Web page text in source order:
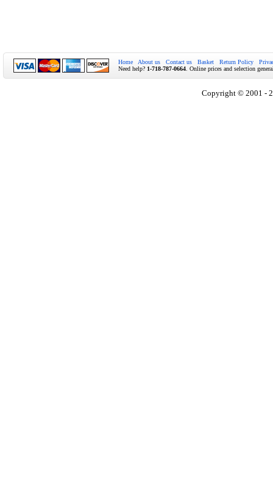
Home About us Contact us Basket Return Policy
Need help? 1-718-787-0664 . Online prices and selection
Copyright © 2001 -